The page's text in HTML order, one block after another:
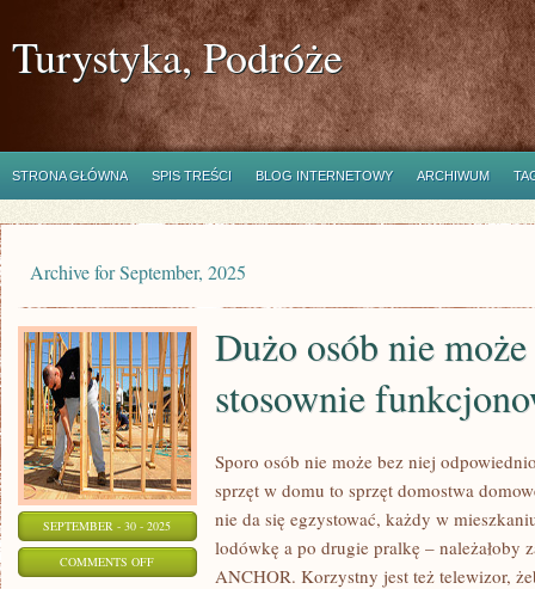
Turystyka, Podróże
STRONA GŁÓWNA SPIS TREŚCI BLOG INTERNETOWY ARCHIWUM
Archive for September, 2025
SEPTEMBER - 30 - 2025
COMMENTS OFFON
Dużo osób nie
stosownie
Sporo osób nie może bez niej
sprzęt w domu to sprzęt domostwa
nie da się egzystować, każdy w
lodówkę a po drugie pralkę – należałoby
ANCHOR. Korzystny jest też telewizor,